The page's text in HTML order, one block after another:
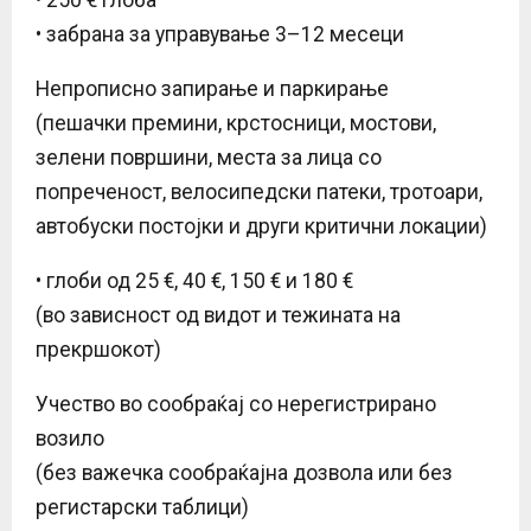
• забрана за управување 3–12 месеци
Непрописно запирање и паркирање
(пешачки премини, крстосници, мостови,
зелени површини, места за лица со
попреченост, велосипедски патеки, тротоари,
автобуски постојки и други критични локации)
• глоби од 25 €, 40 €, 150 € и 180 €
(во зависност од видот и тежината на
прекршокот)
Учество во сообраќај со нерегистрирано
возило
(без важечка сообраќајна дозвола или без
регистарски таблици)